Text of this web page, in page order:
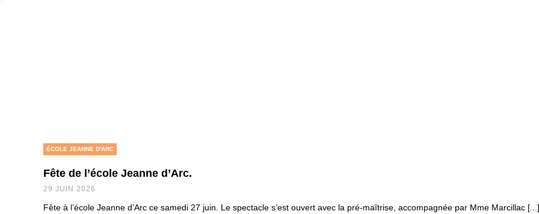
ÉCOLE JEANNE D'ARC
Fête de l’école Jeanne d’Arc.
29 JUIN 2026
Fête à l’école Jeanne d’Arc ce samedi 27 juin. Le spectacle s’est ouvert avec la pré-maîtrise, accompagnée par Mme Marcillac [...]